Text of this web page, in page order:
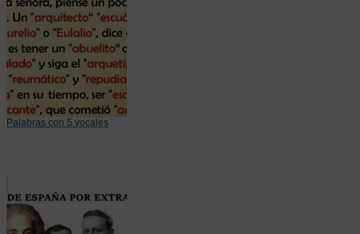
Palabras con 5 vocales